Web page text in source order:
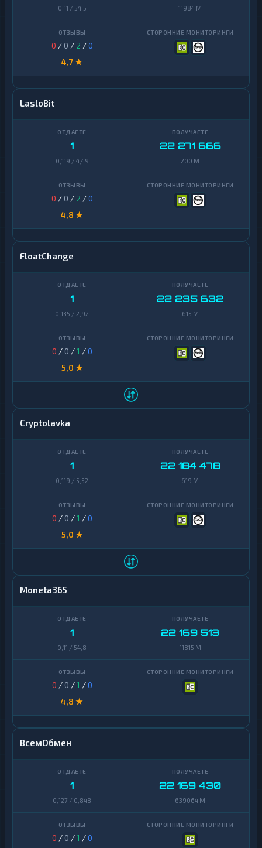
0,11 / 54,5 11984 M
0 / 0 / 2 /0
4,7 ★
LasloBit
1
0,119 / 4,49
22 271 666
200 M
0 / 0 / 2 /0
4,8 ★
FloatChange
1
0,135 / 2,92
22 235 632
615 M
0 / 0 /1 /0
5,0 ★
Cryptolavka
1
0,119 / 5,52
22 184 478
619 M
0 / 0 /1 /0
5,0 ★
Moneta365
1
0,11 / 54,8
22 169 513
11815 M
0 / 0 /1 /0
4,8 ★
ВсемОбмен
1
0,127 / 0,848
22 169 430
639064 M
0 / 0 /1 /0